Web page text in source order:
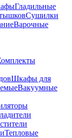
Гладильные
Сушилки
Варочные
Шкафы для
Вакуумные
Тепловые